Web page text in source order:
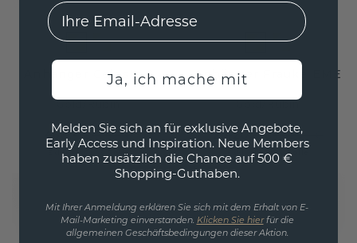
Anhänger Celeste 1
468,- € 585,- €
Exkl. MwSt. & Zölle
Anhänger Frauke EME
2.420,- €3.025,- €
Exkl. MwSt. & Zölle
EMail
Ja, ich mache mit
Melden Sie sich an für exklusive Angebote,
Early Access und Inspiration. Neue Members
haben zusätzlich die Chance auf 500 €
Shopping-Guthaben.
Mit Ihrer Anmeldung erklären Sie sich mit dem Erhalt von E-
Mail-Marketing einverstanden. Klicken Sie hierfür die
allgemeinen Geschäftsbedingungen dieser Aktion.